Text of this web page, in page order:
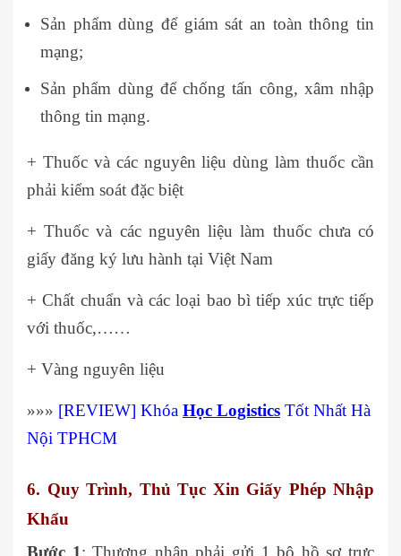
Sản phẩm dùng để giám sát an toàn thông tin
mạng;
Sản phẩm dùng để chống tấn công, xâm nhập
thông tin mạng.
+ Thuốc và các nguyên liệu dùng làm thuốc cần
phải kiểm soát đặc biệt
+ Thuốc và các nguyên liệu làm thuốc chưa có
giấy đăng ký lưu hành tại Việt Nam
+ Chất chuẩn và các loại bao bì tiếp xúc trực tiếp
với thuốc,……
+ Vàng nguyên liệu
»»» [REVIEW] Khóa Học Logistics Tốt Nhất Hà
Nội TPHCM
6. Quy Trình, Thủ Tục Xin Giấy Phép Nhập
Khẩu
Bước 1: Thương nhân phải gửi 1 bộ hồ sơ trực